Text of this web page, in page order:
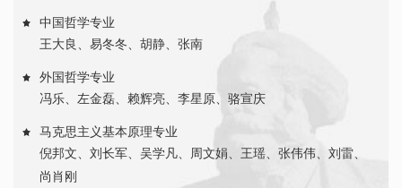
中国哲学专业
王大良
、易冬冬 、胡静 、张南
外国哲学专业
冯乐
左金磊 赖辉亮 、李星原 、骆宣庆
马克思主义基本原理专业
倪邦文 、刘长军 、吴学凡 周文娟 王瑶 、张伟伟 、刘雷
尚肖刚